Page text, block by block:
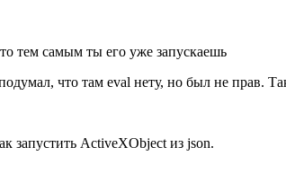
тем самым ты его уже запускаешь
что там eval нету, но был не прав.
запустить ActiveXObject из json.